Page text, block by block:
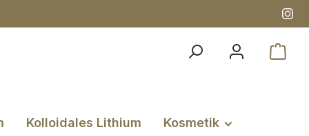
Kolloidales Lithium Kosmetik